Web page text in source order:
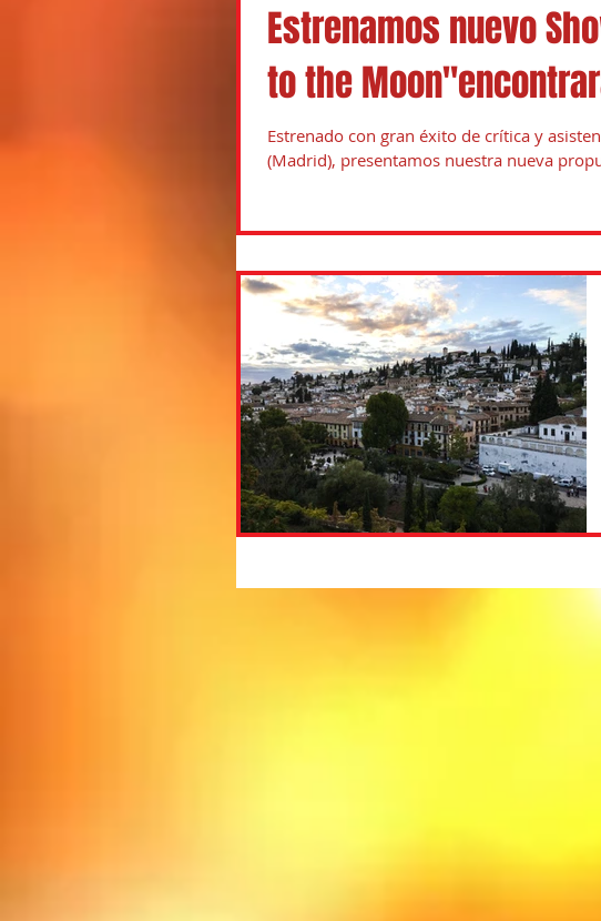
Estrenamos nuevo
to the
Estrenado con gran éxito de crítica y
(Madrid), presentamos nuestra nueva